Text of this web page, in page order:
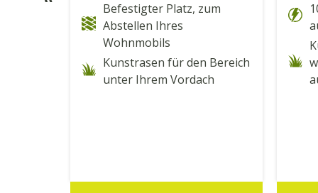
Befestigter Platz, zum
Abstellen Ihres
Wohnmobils
Kunstrasen für den Bereich
unter Ihrem Vordach